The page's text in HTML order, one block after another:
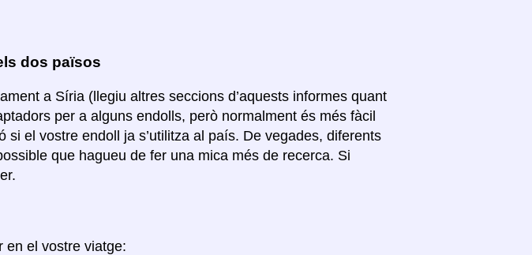
dos països
a Síria (llegiu altres seccions d’aquests informes quant
per a alguns endolls, però normalment és més fàcil
si el vostre endoll ja s’utilitza al país. De vegades, diferents
que hagueu de fer una mica més de recerca. Si
en el vostre viatge: